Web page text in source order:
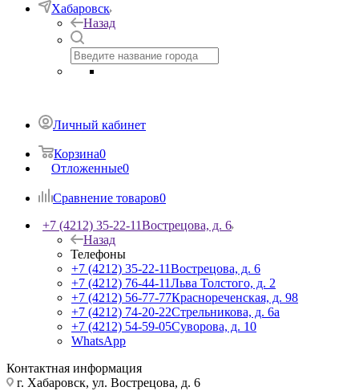
Хабаровск
Назад
Личный кабинет
Корзина0
Отложенные0
Сравнение товаров0
+7 (4212) 35-22-11Вострецова, д. 6
Назад
Телефоны
+7 (4212) 35-22-11Вострецова, д. 6
+7 (4212) 76-44-11Льва Толстого, д. 2
+7 (4212) 56-77-77Краснореченская, д. 98
+7 (4212) 74-20-22Стрельникова, д. 6а
+7 (4212) 54-59-05Суворова, д. 10
WhatsApp
Контактная информация
г. Хабаровск, ул. Вострецова, д. 6